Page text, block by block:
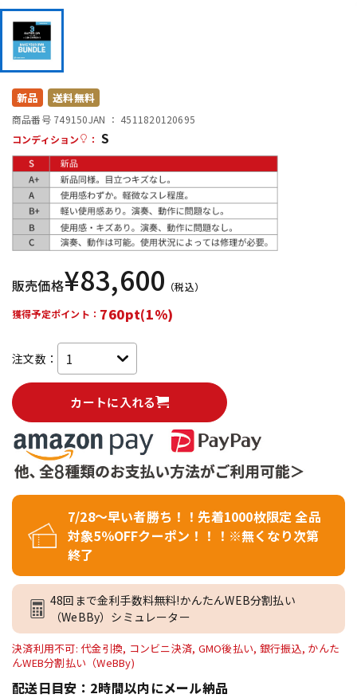
配信/ライブ機器
中古 ヴィンテージ
新品 送料無料
商品番号 749150JAN ： 4511820120695
コンディション
： S
販売価格¥83,600 （税込）
獲得予定ポイント： 760pt(1%)
注文数：
カートに入れる
7/28～早い者勝ち！！先着1000枚限定 全品
対象5％OFFクーポン！！！※無くなり次第
終了
48回まで金利手数料無料!かんたんWEB分割払い
（WeBBy）シミュレーター
決済利用不可: 代金引換, コンビニ決済, GMO後払い, 銀行振込, かんた
んWEB分割払い（WeBBy)
配送日目安：2時間以内にメール納品